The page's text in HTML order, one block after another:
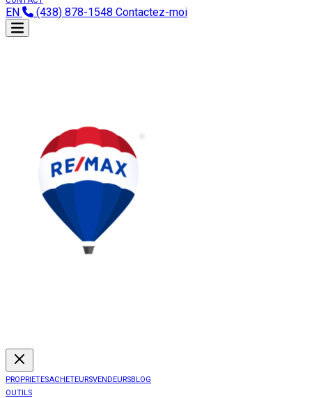
EN (438) 878-1548 Contactez-moi
PROPRIETESACHETEURSVENDEURSBLOG
OUTILS